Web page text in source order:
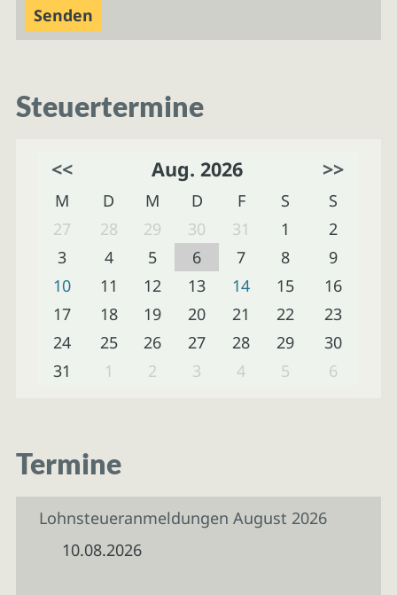
Steuertermine
<< Aug. 2026 >>
M D M D F S
S
27
28 29 30 31 1
2
3
4 5 6 7 8
9
10
11 12 13 14 15
16
17
18 19 20 21 22
23
24
25 26 27 28 29
30
31
1 2 3 4 5 6
Termine
Lohnsteueranmeldungen August 2026
10.08.2026